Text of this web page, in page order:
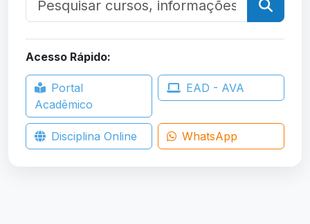
Acesso Rápido:
Portal
Acadêmico
EAD - AVA
Disciplina Online WhatsApp